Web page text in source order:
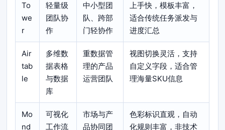
To
we
r
轻量级
团队协
作
中小型团
队、跨部
门轻协作
上手快，模板丰富，
适合传统任务派发与
进度汇总
Air
tab
le
多维数
据表格
与数据
库
重数据管
理的产品
运营团队
视图切换灵活，支持
自定义字段，适合管
理海量SKU信息
Mo
nd
可视化
工作流
市场与产
品协同团
色彩标识直观，自动
化规则丰富，非技术